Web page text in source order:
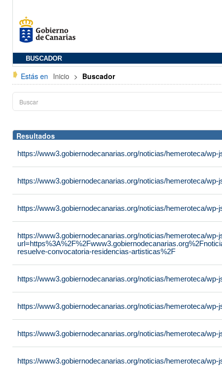
BUSCADOR
Estás en Inicio > Buscador
Resultados
https://www3.gobiernodecanarias.org/noticias/hemeroteca/wp-
https://www3.gobiernodecanarias.org/noticias/hemeroteca/wp-
https://www3.gobiernodecanarias.org/noticias/hemeroteca/wp-
https://www3.gobiernodecanarias.org/noticias/hemeroteca/wp-
resuelve-convocatoria-residencias-artisticas%2F
https://www3.gobiernodecanarias.org/noticias/hemeroteca/wp-
https://www3.gobiernodecanarias.org/noticias/hemeroteca/wp-
https://www3.gobiernodecanarias.org/noticias/hemeroteca/wp-
https://www3.gobiernodecanarias.org/noticias/hemeroteca/wp-